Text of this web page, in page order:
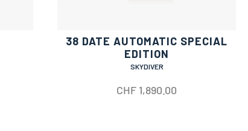
38 DATE AUTOMATIC SPECIAL
EDITION
SKYDIVER
CHF 1,890.00